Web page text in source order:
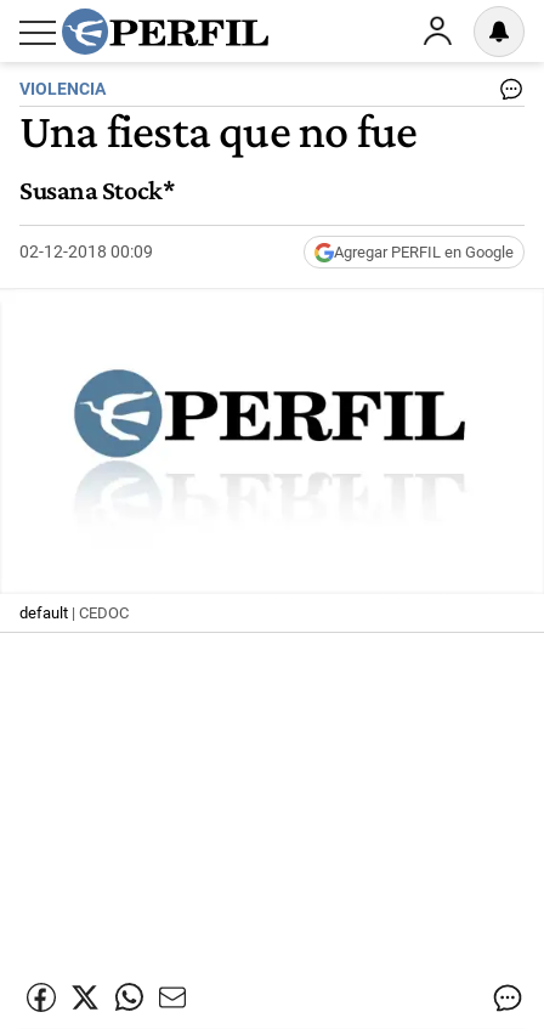
VIOLENCIA
Una fiesta que no fue
Susana Stock*
02-12-2018 00:09 Agregar PERFIL en Google
default | CEDOC